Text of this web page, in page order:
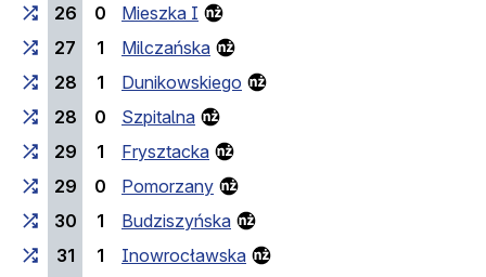
26
0
Mieszka I
27
1
Milczańska
28
1
Dunikowskiego
28
0
Szpitalna
29
1
Frysztacka
29
0
Pomorzany
30
1
Budziszyńska
31
1
Inowrocławska